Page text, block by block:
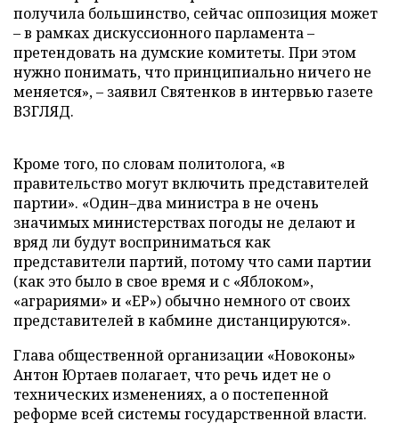
получила большинство, сейчас оппозиция может
– в рамках дискуссионного парламента –
претендовать на думские комитеты. При этом
нужно понимать, что принципиально ничего не
меняется», – заявил Святенков в интервью газете
ВЗГЛЯД.
Кроме того, по словам политолога, «в
правительство могут включить представителей
партии». «Один–два министра в не очень
значимых министерствах погоды не делают и
вряд ли будут восприниматься как
представители партий, потому что сами партии
(как это было в свое время и с «Яблоком»,
«аграриями» и «ЕР») обычно немного от своих
представителей в кабмине дистанцируются».
Глава общественной организации «Новоконы»
Антон Юртаев полагает, что речь идет не о
технических изменениях, а о постепенной
реформе всей системы государственной власти.